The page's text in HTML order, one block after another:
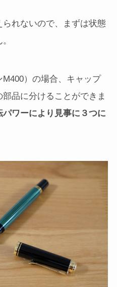
れないので、まずは状態
）の場合、キャップ
品に分けることができま
ワーにより見事に３つに